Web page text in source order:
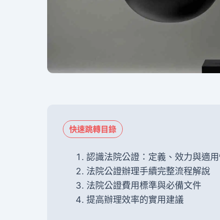
快速跳轉目錄
認識法院公證：定義、效力與適
法院公證辦理手續完整流程解說
法院公證費用標準與必備文件
提高辦理效率的實用建議